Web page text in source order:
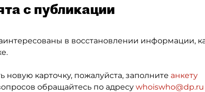
с публикации
в восстановлении информации,
новую карточку, пожалуйста, заполните анкету
обращайтесь по адресу whoiswho@dp.ru